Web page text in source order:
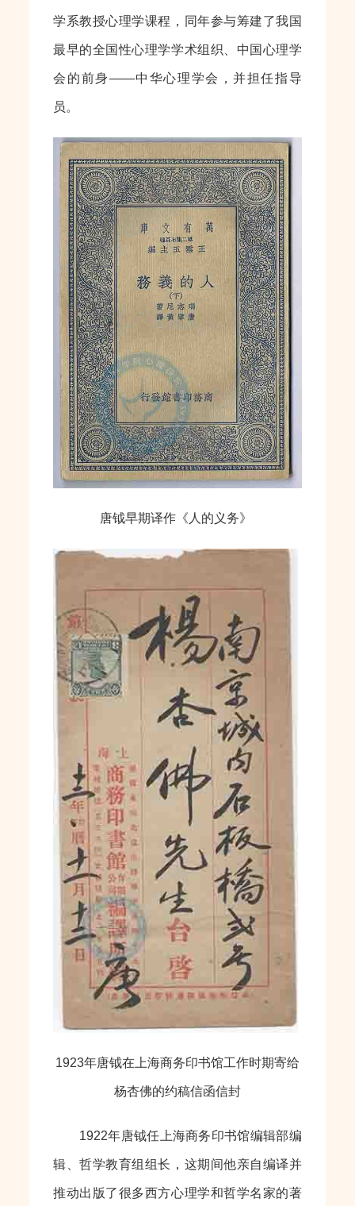
学系教授心理学课程，同年参与筹建了我国
最早的全国性心理学学术组织、中国心理学
会的前身——中华心理学会，并担任指导
员。
唐钺早期译作《人的义务》
1923年唐钺在上海商务印书馆工作时期寄给
杨杏佛的约稿信函信封
1922年唐钺任上海商务印书馆编辑部编
辑、哲学教育组组长，这期间他亲自编译并
推动出版了很多西方心理学和哲学名家的著